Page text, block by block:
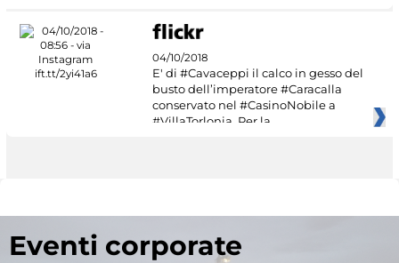
04/10/2018
E' di #Cavaceppi il calco in gesso del
busto dell’imperatore #Caracalla
conservato nel #CasinoNobile a
#VillaTorlonia. Per la
Eventi corporate